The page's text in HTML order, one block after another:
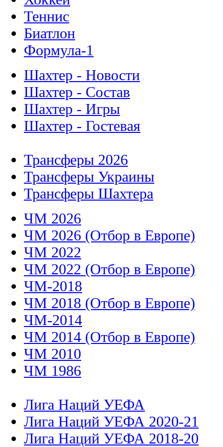
Теннис
Биатлон
Формула-1
Шахтер - Новости
Шахтер - Состав
Шахтер - Игры
Шахтер - Гостевая
Трансферы 2026
Трансферы Украины
Трансферы Шахтера
ЧМ 2026
ЧМ 2026 (Отбор в Европе)
ЧМ 2022
ЧМ 2022 (Отбор в Европе)
ЧМ-2018
ЧМ 2018 (Отбор в Европе)
ЧМ-2014
ЧМ 2014 (Отбор в Европе)
ЧМ 2010
ЧМ 1986
Лига Наций УЕФА
Лига Наций УЕФА 2020-21
Лига Наций УЕФА 2018-20